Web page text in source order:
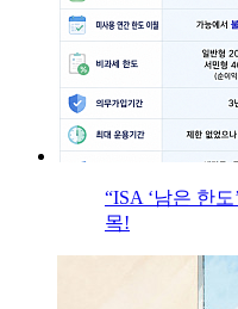
“ISA ‘남은 한
목!